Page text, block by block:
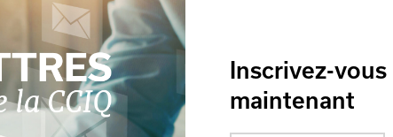
Inscrivez-vous
maintenant